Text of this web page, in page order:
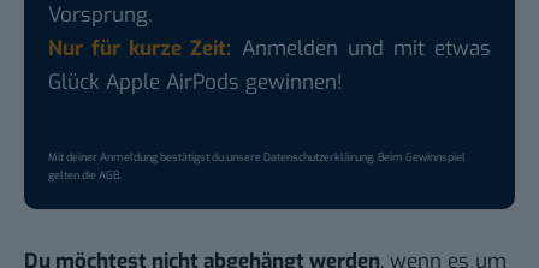
Vorsprung.
Nur für kurze Zeit: Anmelden und mit etwas
Glück Apple AirPods gewinnen!
Mit deiner Anmeldung bestätigst du unsereDatenschutzerklärung. Beim Gewinnspiel
gelten dieAGB.
Du möchtest nicht abgehängt werden, wenn es um